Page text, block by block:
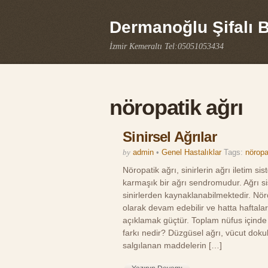
Dermanoğlu Şifalı
İzmir Kemeraltı Tel:05051053434
nöropatik ağrı
Sinirsel Ağrılar
by admin • Genel Hastalıklar Tags:
Nöropatik ağrı, sinirlerin ağrı iletim
karmaşık bir ağrı sendromudur.
sinirlerden kaynaklanabilmektedir.
olarak devam edebilir ve hatta
açıklamak güçtür. Toplam nüfus
farkı nedir? Düzgüsel ağrı, vücut
salgılanan maddelerin […]